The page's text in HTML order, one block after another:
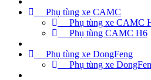
Phụ tùng xe CAMC
Phụ tùng xe CAMC
Phụ tùng CAMC H6
Phụ tùng xe DongFeng
Phụ tùng xe